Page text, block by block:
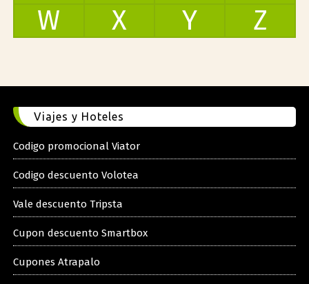
W
X Y Z
Viajes y Hoteles
Codigo promocional Viator
Codigo descuento Volotea
Vale descuento Tripsta
Cupon descuento Smartbox
Cupones Atrapalo